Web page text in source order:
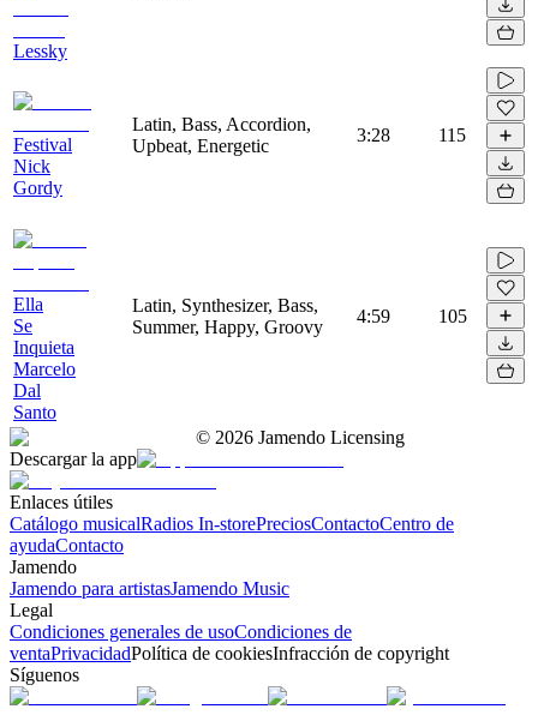
Lessky
Festival
Nick
Gordy
Latin, Bass, Accordion,
Upbeat, Energetic
3:28 115
Ella
Se
Inquieta
Marcelo
Dal
Santo
Latin, Synthesizer, Bass,
Summer, Happy, Groovy
4:59 105
© 2026 Jamendo Licensing
Descargar la app
Enlaces útiles
Catálogo musicalRadios In-storePreciosContactoCentro de
ayudaContacto
Jamendo
Jamendo para artistasJamendo Music
Legal
Condiciones generales de usoCondiciones de
ventaPrivacidadPolítica de cookiesInfracción de copyright
Síguenos